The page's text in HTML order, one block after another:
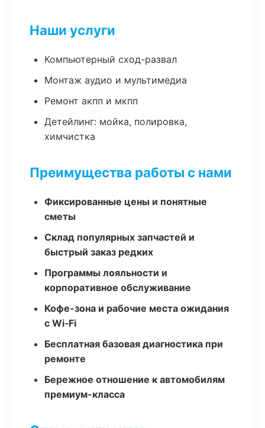
Наши услуги
Компьютерный сход-развал
Монтаж аудио и мультимедиа
Ремонт акпп и мкпп
Детейлинг: мойка, полировка,
химчистка
Преимущества работы с нами
Фиксированные цены и понятные
сметы
Склад популярных запчастей и
быстрый заказ редких
Программы лояльности и
корпоративное обслуживание
Кофе-зона и рабочие места ожидания
с Wi‑Fi
Бесплатная базовая диагностика при
ремонте
Бережное отношение к автомобилям
премиум-класса